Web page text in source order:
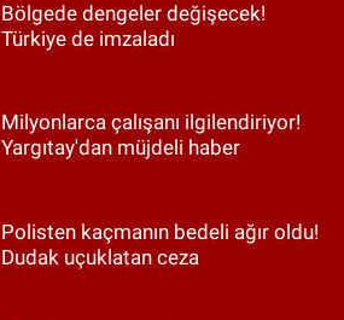
Bölgede dengeler değişecek!
Türkiye de imzaladı
Milyonlarca çalışanı ilgilendiriyor!
Yargıtay'dan müjdeli haber
Polisten kaçmanın bedeli ağır oldu!
Dudak uçuklatan ceza